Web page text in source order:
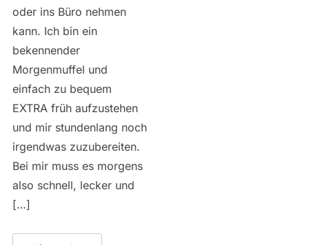
oder ins Büro nehmen
kann. Ich bin ein
bekennender
Morgenmuffel und
einfach zu bequem
EXTRA früh aufzustehen
und mir stundenlang noch
irgendwas zuzubereiten.
Bei mir muss es morgens
also schnell, lecker und
[…]